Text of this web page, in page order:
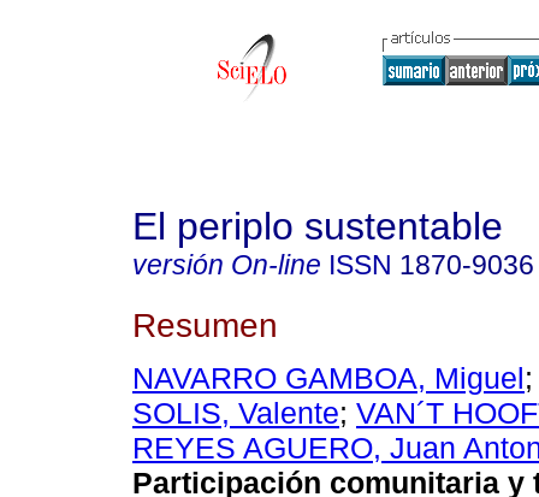
El periplo sustentable
versión On-line ISSN 1870-9036
Resumen
NAVARRO GAMBOA, Miguel
SOLIS, Valente; VAN´T
REYES AGUERO, Juan
Participación comunitaria y